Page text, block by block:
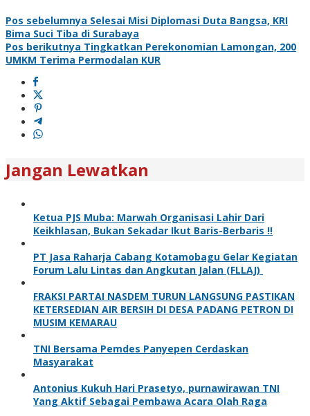
Pos sebelumnya Selesai Misi Diplomasi Duta Bangsa, KRI
Bima Suci Tiba di Surabaya
Pos berikutnya Tingkatkan Perekonomian Lamongan, 200
UMKM Terima Permodalan KUR
Jangan Lewatkan
Ketua PJS Muba: Marwah Organisasi Lahir Dari
Keikhlasan, Bukan Sekadar Ikut Baris-Berbaris !!
PT Jasa Raharja Cabang Kotamobagu Gelar Kegiatan
Forum Lalu Lintas dan Angkutan Jalan (FLLAJ)
FRAKSI PARTAI NASDEM TURUN LANGSUNG PASTIKAN
KETERSEDIAN AIR BERSIH DI DESA PADANG PETRON DI
MUSIM KEMARAU
TNI Bersama Pemdes Panyepen Cerdaskan
Masyarakat
Antonius Kukuh Hari Prasetyo, purnawirawan TNI
Yang Aktif Sebagai Pembawa Acara Olah Raga